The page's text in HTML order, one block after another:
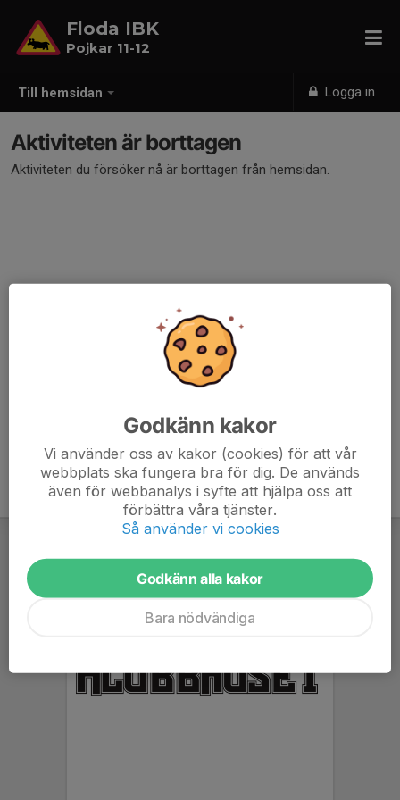
Till hemsidan Logga in
Floda IBK
Pojkar 11-12
Aktiviteten är borttagen
Aktiviteten du försöker nå är borttagen från hemsidan.
Godkänn kakor
Vi använder oss av kakor (cookies) för att vår
webbplats ska fungera bra för dig. De används
även för webbanalys i syfte att hjälpa oss att
förbättra våra tjänster.
Så använder vi cookies
Godkänn alla kakor
Bara nödvändiga